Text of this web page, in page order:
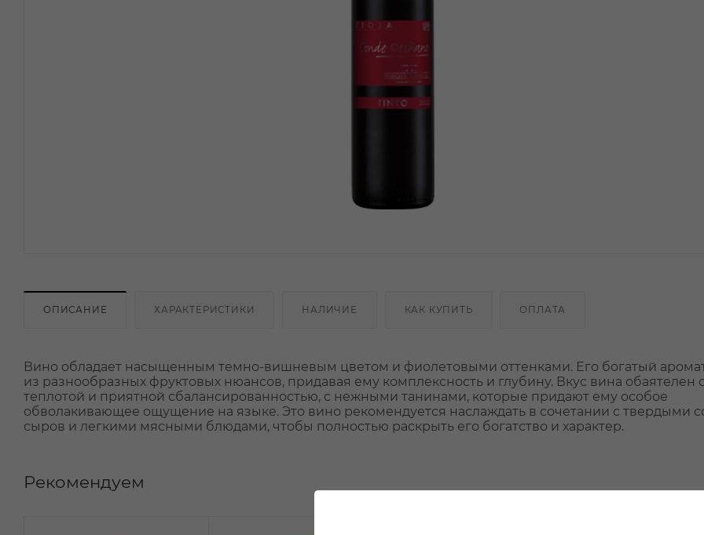
ОПИСАНИЕ ХАРАКТЕРИСТИКИ НАЛИЧИЕ КАК КУПИТЬ ОПЛАТА
Вино обладает насыщенным темно-вишневым цветом и фиолетовыми оттенками. Его богатый
из разнообразных фруктовых нюансов, придавая ему комплексность и глубину. Вкус вина обаятелен
теплотой и приятной сбалансированностью, с нежными танинами, которые придают ему особое
обволакивающее ощущение на языке. Это вино рекомендуется наслаждать в сочетании с твердыми
сыров и легкими мясными блюдами, чтобы полностью раскрыть его богатство и характер.
Рекомендуем